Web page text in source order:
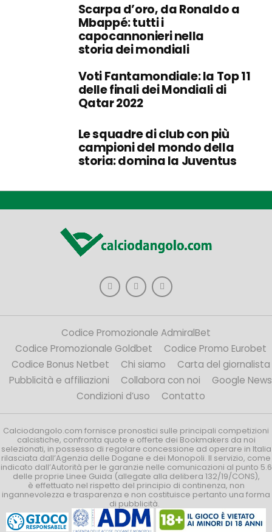
Scarpa d’oro, da Ronaldo a
Mbappé: tutti i
capocannonieri nella
storia dei mondiali
Voti Fantamondiale: la Top 11
delle finali dei Mondiali di
Qatar 2022
Le squadre di club con più
campioni del mondo della
storia: domina la Juventus
Codice Promozionale AdmiralBet
Codice Promozionale Goldbet
Codice Promo Eurobet
Codice Bonus Netbet
Chi siamo
Carta del giornalista
Pubblicità e affiliazioni
Collabora con noi
Google News
Condizioni d’uso
Contatto
Calciodangolo.com fornisce pronostici sulle principali competizioni
calcistiche, confronta quote e offerte dei Bookmakers da noi
selezionati, in possesso di regolare concessione ad operare in Italia
rilasciata dall’Agenzia delle Dogane e dei Monopoli. Il servizio, come
indicato dall’Autorità per le garanzie nelle comunicazioni al punto 5.6
delle proprie Linee Guida (allegate alla delibera 132/19/CONS),
è effettuato nel rispetto del principio di continenza, non
ingannevolezza e trasparenza e non costituisce pertanto una forma
di pubblicità.